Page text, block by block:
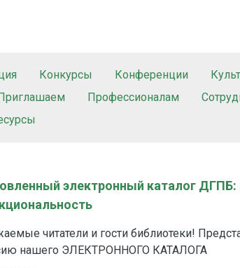
Конкурсы Конференции
Приглашаем Профессионалам
электронный каталог ДГПБ:
читатели и гости библиотеки!
нашего ЭЛЕКТРОННОГО КАТАЛОГА